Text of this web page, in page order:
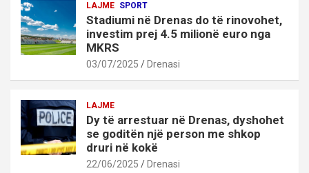
LAJME SPORT
Stadiumi në Drenas do të rinovohet,
investim prej 4.5 milionë euro nga
MKRS
03/07/2025 Drenasi
LAJME
Dy të arrestuar në Drenas, dyshohet
se goditën një person me shkop
druri në kokë
22/06/2025 Drenasi